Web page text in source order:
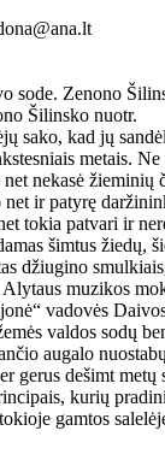
Šilinsko nuotr.
sako, kad jų
metais.
nekasė žieminių
net ir patyrę
tokia patvari ir
šimtus žiedų,
džiugino
Alytaus muzikos
vadovės
valdos sodų
augalo
gerus dešimt metų
kurių
gamtos